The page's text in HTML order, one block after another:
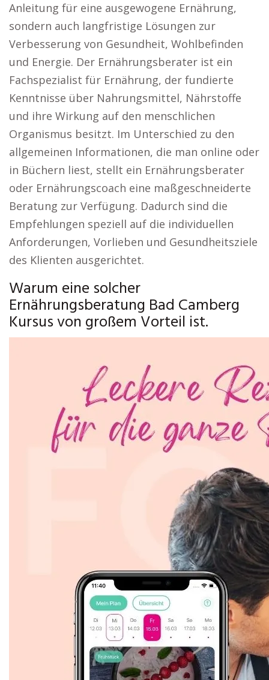
Anleitung für eine ausgewogene Ernährung,
sondern auch langfristige Lösungen zur
Verbesserung von Gesundheit, Wohlbefinden
und Energie. Der Ernährungsberater ist ein
Fachspezialist für Ernährung, der fundierte
Kenntnisse über Nahrungsmittel, Nährstoffe
und ihre Wirkung auf den menschlichen
Organismus besitzt. Im Unterschied zu den
allgemeinen Informationen, die man online oder
in Büchern liest, stellt ein Ernährungsberater
oder Ernährungscoach eine maßgeschneiderte
Beratung zur Verfügung. Dadurch sind die
Empfehlungen speziell auf die individuellen
Anforderungen, Vorlieben und Gesundheitsziele
des Klienten ausgerichtet.
Warum eine solcher
Ernährungsberatung Bad Camberg
Kursus von großem Vorteil ist.